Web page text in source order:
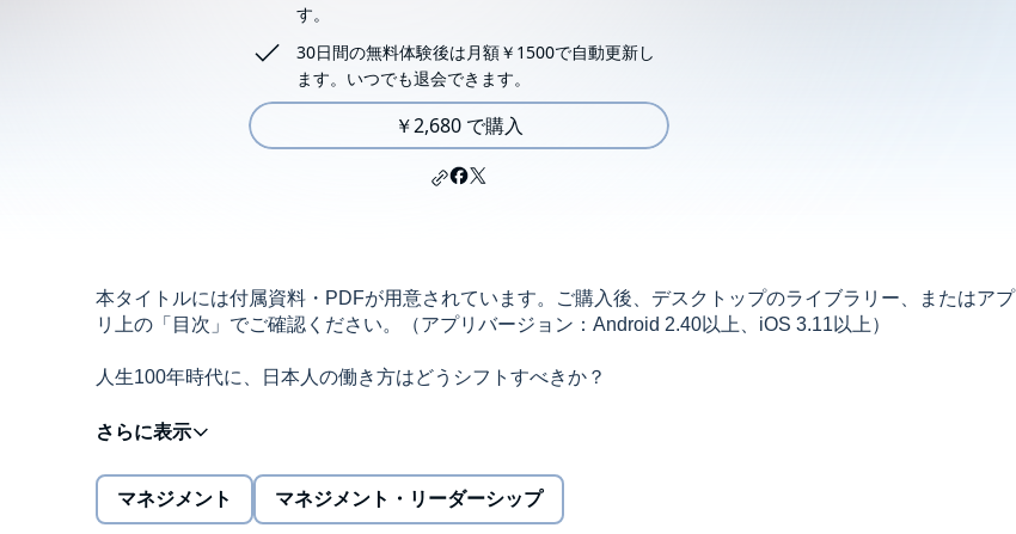
す。
30日間の無料体験後は月額￥1500で自動更新し
ます。いつでも退会できます。
￥2,680 で購入
本タイトルには付属資料・PDFが用意されています。ご購入後、デスクトップのライブラリー、またはアプ
リ上の「目次」でご確認ください。（アプリバージョン：Android 2.40以上、iOS 3.11以上）
人生100年時代に、日本人の働き方はどうシフトすべきか？
本書では、世界の潮流を例に、旧来の日本的なライフスタイルではいずれ立ち行かなることを示しつつ、ど
示する。
マネジメント マネジメント・リーダーシップ